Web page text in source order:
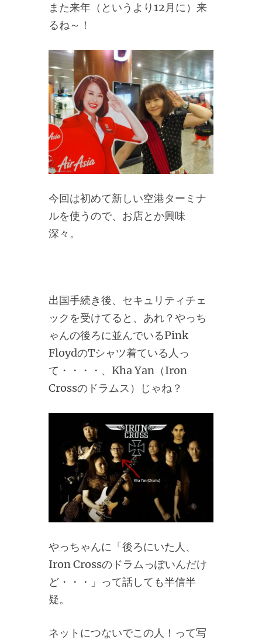
また来年（というより12月に）来
るね～！
今回は初めて新しい空港ターミナ
ルを使うので、お店とか興味
深々。
出国手続き後、セキュリティチェ
ックを受けてると、あれ？やっち
ゃんの後ろに並んでいるPink
FloydのTシャツ着ている人っ
て・・・・、Kha Yan（Iron
Crossのドラムス）じゃね？
やっちゃんに「後ろにいた人、
Iron Crossのドラムっぽいんだけ
ど・・・」って話しても半信半
疑。
ネットにつないでこの人！って写